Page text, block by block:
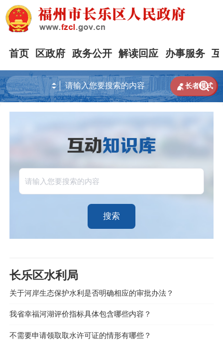
首页 区政府 政务公开 解读回应 办事服务

 长者模式
搜索
长乐区水利局
关于河岸生态保护水利是否明确相应的审批办法？
我省幸福河湖评价指标具体包含哪些内容？
不需要申请领取取水许可证的情形有哪些？